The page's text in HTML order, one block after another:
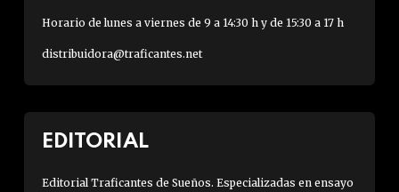
Horario de lunes a viernes de 9 a 14:30 h y de 15:30 a 17 h
distribuidora@traficantes.net
EDITORIAL
Editorial Traficantes de Sueños. Especializadas en ensayo